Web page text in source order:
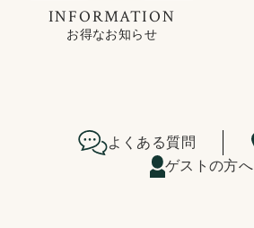
INFORMATION
お得なお知らせ
よくある質問
ゲストの方へ